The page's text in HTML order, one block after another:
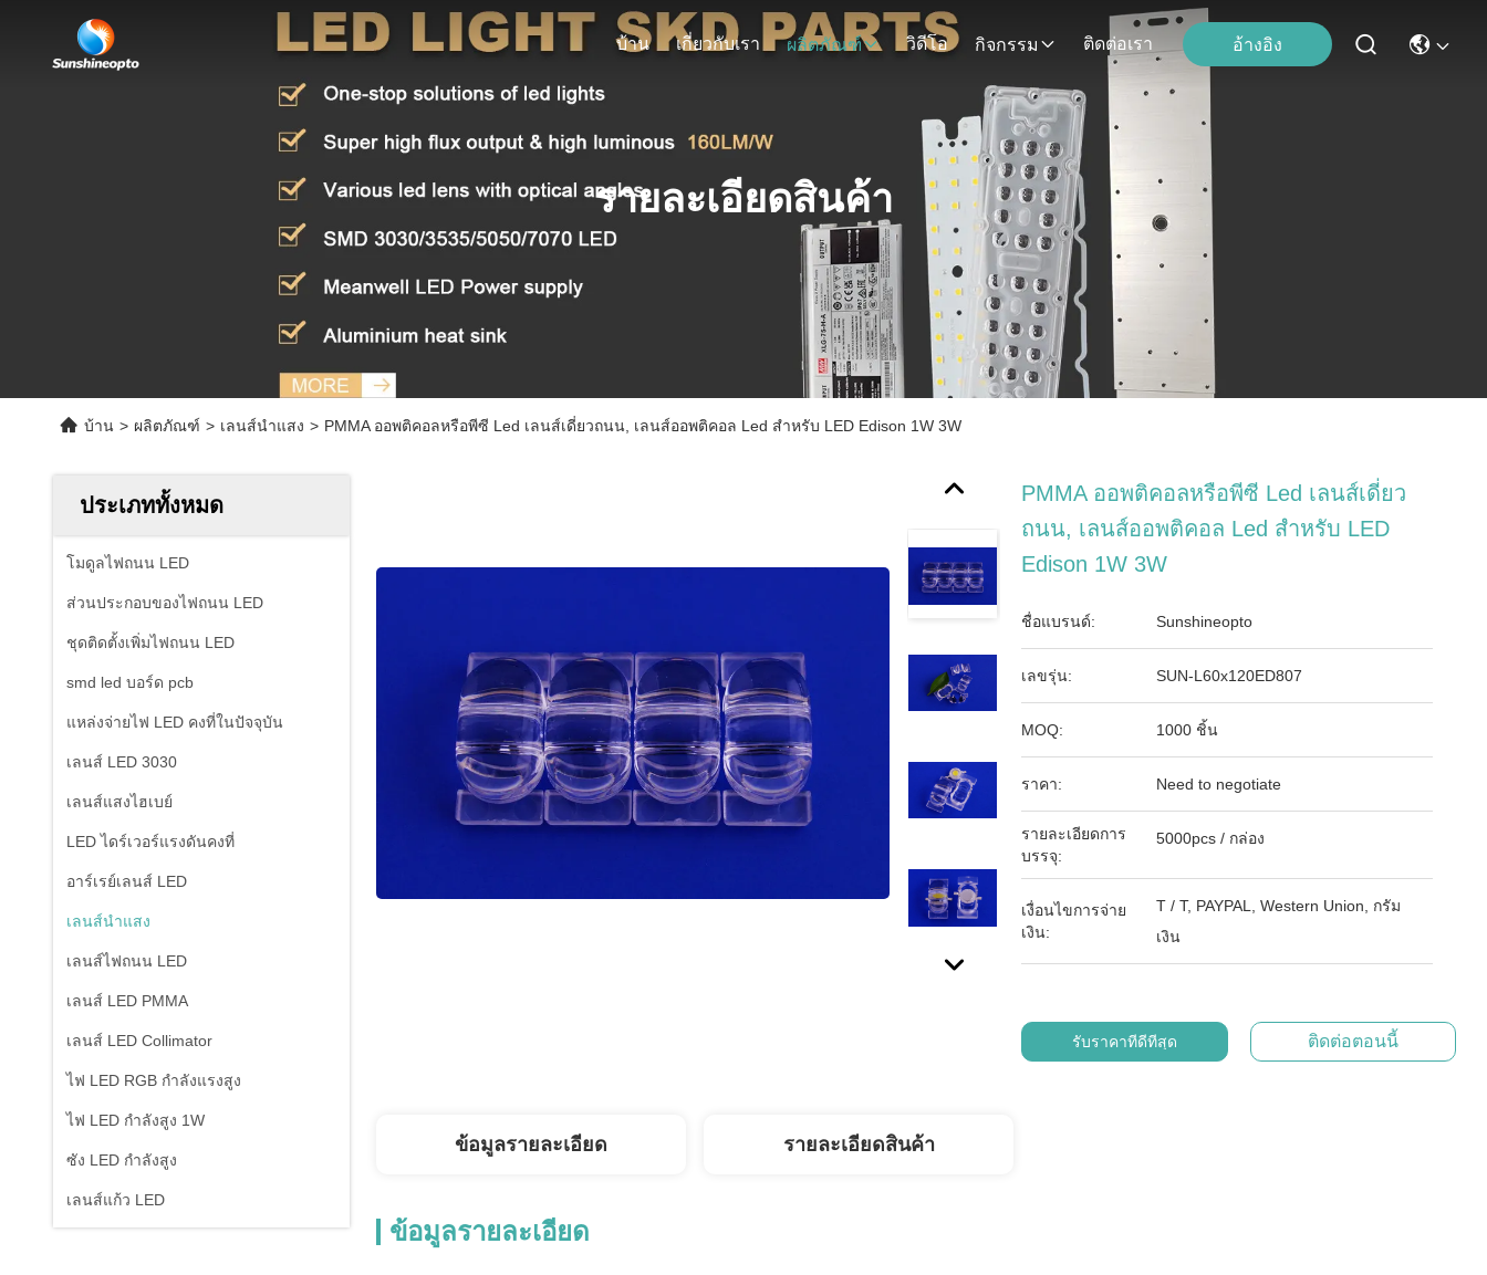
บ้าน เกี่ยวกับเรา ผลิตภัณฑ์ วิดีโอ กิจกรรม ติดต่อเรา อ้างอิง
รายละเอียดสินค้า
บ้าน > ผลิตภัณฑ์ > เลนส์นำแสง > PMMA ออพติคอลหรือพีซี Led เลนส์เดี่ยวถนน, เลนส์ออพติคอล Led สำหรับ LED Edison 1W 3W
ประเภททั้งหมด
โมดูลไฟถนน LED
ส่วนประกอบของไฟถนน LED
ชุดติดตั้งเพิ่มไฟถนน LED
smd led บอร์ด pcb
แหล่งจ่ายไฟ LED คงที่ในปัจจุบัน
เลนส์ LED 3030
เลนส์แสงไฮเบย์
LED ไดร์เวอร์แรงดันคงที่
อาร์เรย์เลนส์ LED
เลนส์นำแสง
เลนส์ไฟถนน LED
เลนส์ LED PMMA
เลนส์ LED Collimator
ไฟ LED RGB กำลังแรงสูง
ไฟ LED กำลังสูง 1W
ซัง LED กำลังสูง
เลนส์แก้ว LED
PMMA ออพติคอลหรือพีซี Led เลนส์เดี่ยว
ถนน, เลนส์ออพติคอล Led สำหรับ LED
Edison 1W 3W
ชื่อแบรนด์: Sunshineopto
เลขรุ่น: SUN-L60x120ED807
MOQ: 1000 ชิ้น
ราคา: Need to negotiate
รายละเอียดการ
บรรจุ:
5000pcs / กล่อง
เงื่อนไขการจ่าย
เงิน:
T / T, PAYPAL, Western Union, กรัม
เงิน
รับราคาที่ดีที่สุด ติดต่อตอนนี้
ข้อมูลรายละเอียด รายละเอียดสินค้า
ข้อมูลรายละเอียด